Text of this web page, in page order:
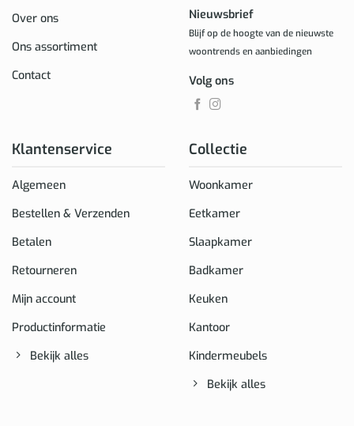
Over ons
Ons assortiment
Contact
Klantenservice
Algemeen
Bestellen & Verzenden
Betalen
Retourneren
Mijn account
Productinformatie
Bekijk alles
Collectie
Woonkamer
Eetkamer
Slaapkamer
Badkamer
Keuken
Kantoor
Kindermeubels
Bekijk alles
Nieuwsbrief
Blijf op de hoogte van de nieuwste
woontrends en aanbiedingen
Volg ons